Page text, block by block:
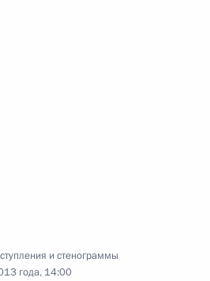
и стенограммы
года, 14:00